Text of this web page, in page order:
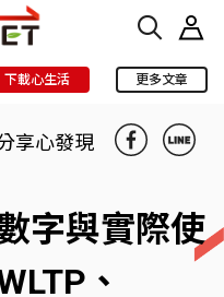
下載心生活 更多文章
享心發現
字與實際使
、